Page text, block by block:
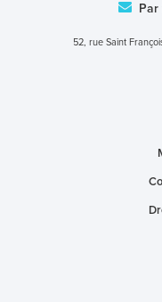
52, rue Saint